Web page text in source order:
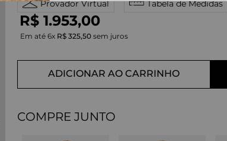
Provador Virtual Tabela de Medidas
R$ 1.953,00
Em até 6x R$ 325,50 sem juros
ADICIONAR AO CARRINHO
COMPRE JUNTO